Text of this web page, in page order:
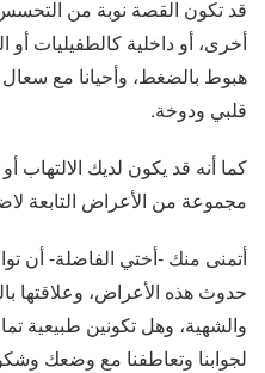
قد تكون القصة نوبة من
أخرى، أو داخلية كالطفيليات أو
هبوط بالضغط، وأحيانا مع
قلبي ودوخة.
كما أنه قد يكون لديك الالتهاب
مجموعة من الأعراض التابعة
أتمنى منك -أختي الفاضلة- أن
حدوث هذه الأعراض، وعلاقتها
والشهية، وهل تكونين طبيعية
لجوابنا وتعاطفنا مع وضعك